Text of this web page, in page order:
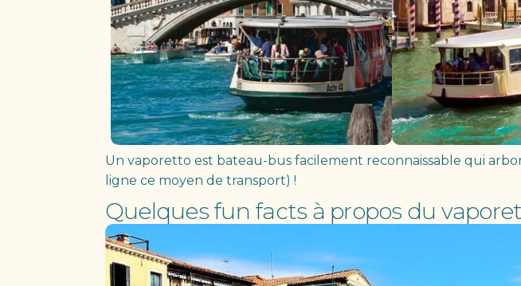
Un vaporetto est bateau-bus facilement reconnaissable qui
ligne ce moyen de transport) !
Quelques fun facts à propos du